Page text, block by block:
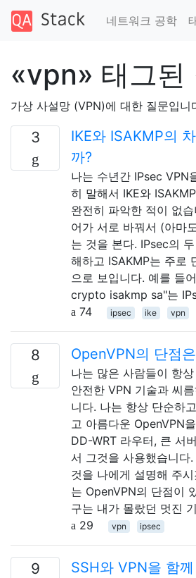
네트워크 공학
«vpn» 태그된
가상 사설망 (VPN)에 대한 질문입니
3
IKE와 ISAKMP의
까?
나는 수년간 IPsec VPN
히 말해서 IKE와
완전히 파악한 적이 없
어가 서로 바꿔서 (아마
는 것을 본다. IPsec의
해하고 ISAKMP는 주로
으로 보입니다. 예를 들
crypto isakmp sa"는
74
ipsec ike vpn
8 OpenVPN의 단점
나는 많은 사람들이 항
안전한 VPN 기술과 씨
니다. 나는 항상 단순하
고 아름다운 OpenVPN
DD-WRT 라우터, 큰 서
서 그것을 사용했습니다
것을 나에게 설명해 주
는 OpenVPN의 단점이
구는 내가 몰랐던 멋진
29
vpn ipsec
9
SSH와 VPN을 함